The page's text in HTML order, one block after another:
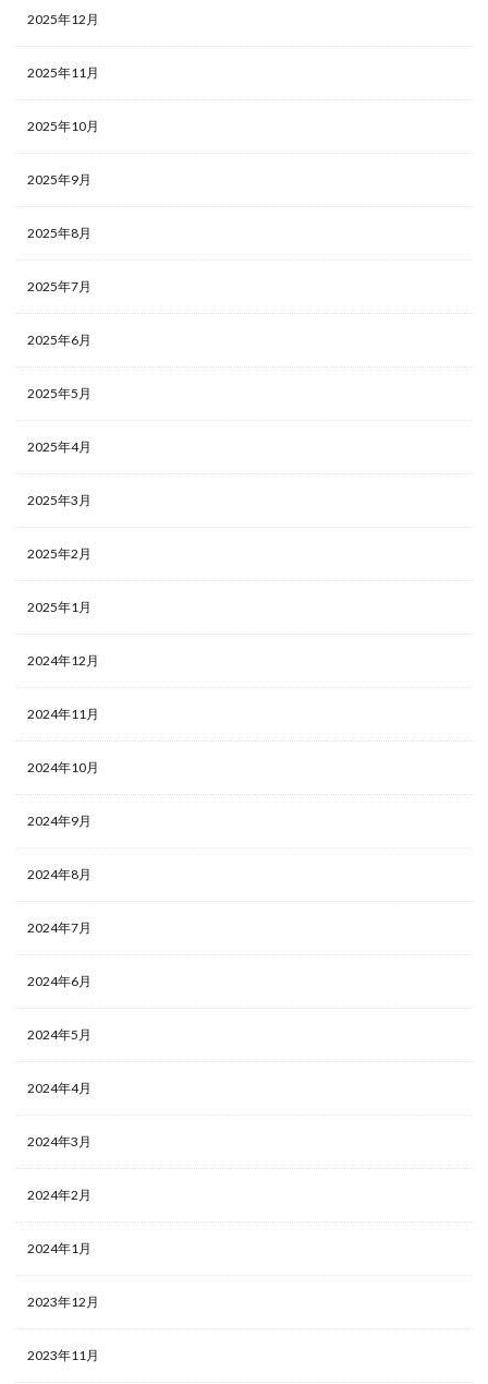
2025年12月
2025年11月
2025年10月
2025年9月
2025年8月
2025年7月
2025年6月
2025年5月
2025年4月
2025年3月
2025年2月
2025年1月
2024年12月
2024年11月
2024年10月
2024年9月
2024年8月
2024年7月
2024年6月
2024年5月
2024年4月
2024年3月
2024年2月
2024年1月
2023年12月
2023年11月